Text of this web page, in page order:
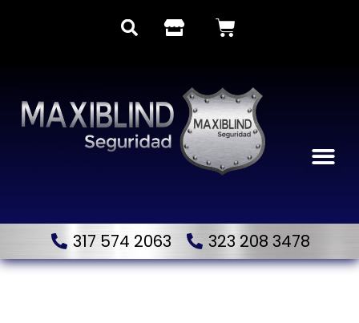
317 574 2063 323 208 3478